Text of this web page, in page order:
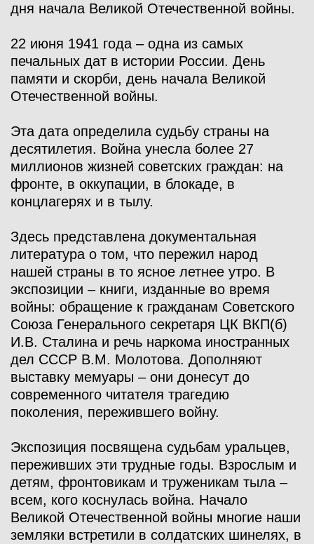
дня начала Великой Отечественной войны.
22 июня 1941 года – одна из самых
печальных дат в истории России. День
памяти и скорби, день начала Великой
Отечественной войны.
Эта дата определила судьбу страны на
десятилетия. Война унесла более 27
миллионов жизней советских граждан: на
фронте, в оккупации, в блокаде, в
концлагерях и в тылу.
Здесь представлена документальная
литература о том, что пережил народ
нашей страны в то ясное летнее утро. В
экспозиции – книги, изданные во время
войны: обращение к гражданам Советского
Союза Генерального секретаря ЦК ВКП(б)
И.В. Сталина и речь наркома иностранных
дел СССР В.М. Молотова. Дополняют
выставку мемуары – они донесут до
современного читателя трагедию
поколения, пережившего войну.
Экспозиция посвящена судьбам уральцев,
переживших эти трудные годы. Взрослым и
детям, фронтовикам и труженикам тыла –
всем, кого коснулась война. Начало
Великой Отечественной войны многие наши
земляки встретили в солдатских шинелях, в